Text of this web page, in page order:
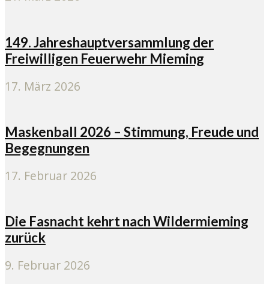
149. Jahreshauptversammlung der
Freiwilligen Feuerwehr Mieming
17. März 2026
Maskenball 2026 – Stimmung, Freude und
Begegnungen
17. Februar 2026
Die Fasnacht kehrt nach Wildermieming
zurück
9. Februar 2026